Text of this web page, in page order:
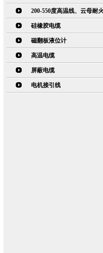
200-550度高温线、云母耐
硅橡胶电缆
磁翻板液位计
高温电缆
屏蔽电缆
电机接引线